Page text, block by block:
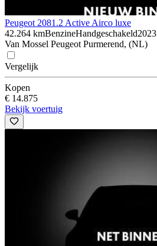
Peugeot 2081.2 Active Airco luxe
42.264 kmBenzineHandgeschakeld2023
Van Mossel Peugeot Purmerend, (NL)
Vergelijk
Kopen
€ 14.875
Bekijk voertuig